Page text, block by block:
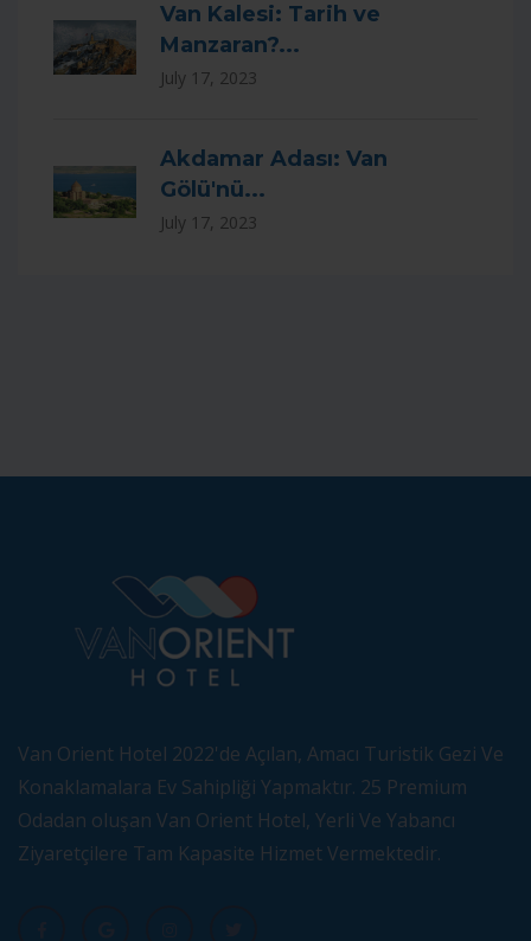
Van Kalesi: Tarih ve
Manzaran?...
July 17, 2023
Akdamar Adası: Van
Gölü'nü...
July 17, 2023
Van Orient Hotel 2022'de Açılan, Amacı Turistik Gezi Ve
Konaklamalara Ev Sahipliği Yapmaktır. 25 Premium
Odadan oluşan Van Orient Hotel, Yerli Ve Yabancı
Ziyaretçilere Tam Kapasite Hizmet Vermektedir.